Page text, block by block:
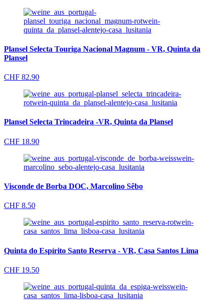
Plansel Selecta Touriga Nacional Magnum - VR, Quinta da
Plansel
CHF 82.90
Plansel Selecta Trincadeira -VR, Quinta da Plansel
CHF 18.90
Visconde de Borba DOC, Marcolino Sêbo
CHF 8.50
Quinta do Espírito Santo Reserva - VR, Casa Santos Lima
CHF 19.50